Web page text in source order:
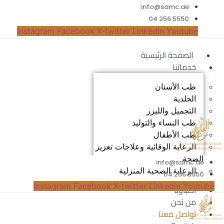
info@samc.ae
5550 256 04
Instagram Facebook X-twitter Linkedin Youtube
الصفحة الرئيسية
خدماتنا
طب الأسنان
الجلدية
التجميل والليزر
طب النساء والتوليد
طب الأطفال
الرعاية الوقائية وعلاجات تعزيز
الصحة
الرعاية الصحية المنزلية
أطباؤنا
من نحن
تواصل معنا
info@samc.ae
5550 256 04
Instagram Facebook X-twitter Linkedin Youtube